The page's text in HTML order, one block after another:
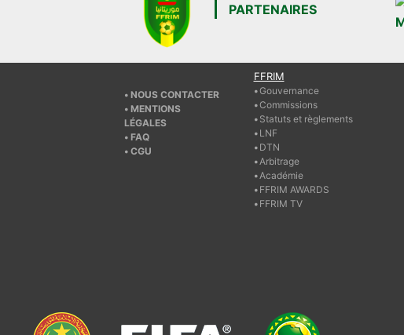
PARTENAIRES
NOUS CONTACTER
MENTIONS
LÉGALES
FAQ
CGU
FFRIM
Gouvernance
Commissions
Statuts et règlements
LNF
DTN
Arbitrage
Académie
FFRIM AWARDS
FFRIM TV